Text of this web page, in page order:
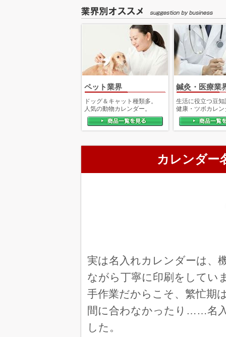
毎年、ミスなく迅速
対応が良いと思いま
で、発注を忘れるこ
卓上カレンダーカラーイン
毎年お世話になって
PASTEL 2 MONTHS 100冊
希望している卓上カ
た為
日本六景〈S〉 30冊福岡県
以前から利用させて
グリーン3ヶ月eco—上から
べる
THE DESK 100冊 山口県
毎年利用している為
グリッドカレンダー 330冊
ペット業界
ドッグ＆キャット種類多。
人気の動物カレンダー。
鍼灸・医療業
生活に役立つ豆
健康・ツボカレン
カレンダー
実は名入れカレンダーは、
ながら丁寧に印刷をしてい
手作業だからこそ、繁忙期
間に合わなかったり……名
した。